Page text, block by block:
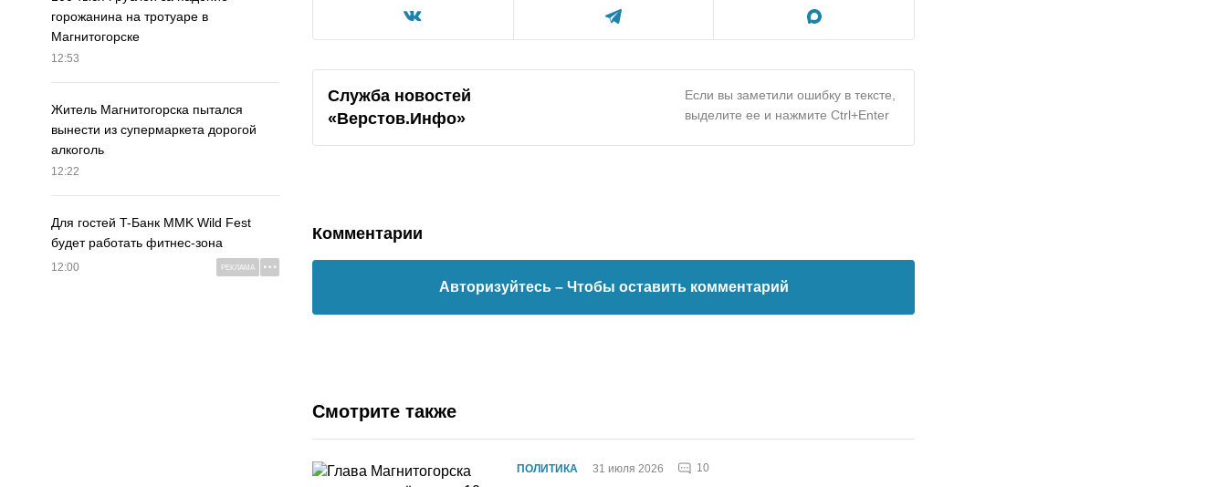
горожанина на тротуаре в
Магнитогорске
12:53
Житель Магнитогорска пытался
вынести из супермаркета дорогой
алкоголь
12:22
Для гостей T-Банк MMK Wild Fest
будет работать фитнес-зона
12:00 РЕКЛАМА
Служба новостей
«Верстов.Инфо»
Если вы заметили ошибку в тексте,
выделите ее и нажмите Ctrl+Enter
Комментарии
Авторизуйтесь – Чтобы оставить комментарий
Смотрите также
ПОЛИТИКА 31 июля 2026 10